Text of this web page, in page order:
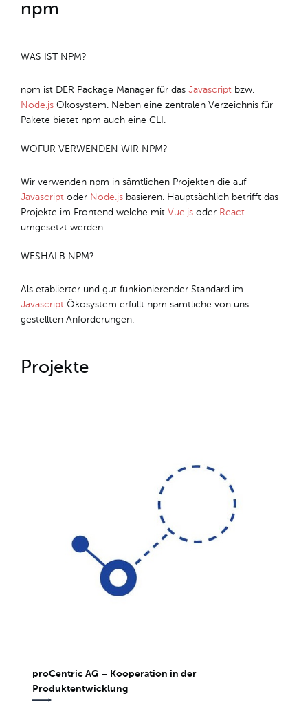
npm
WAS IST NPM?
npm ist DER Package Manager für das Javascriptbzw.
Node.jsÖkosystem. Neben eine zentralen Verzeichnis für
Pakete bietet npm auch eine CLI.
WOFÜR VERWENDEN WIR NPM?
Wir verwenden npm in sämtlichen Projekten die auf
Javascriptoder Node.jsbasieren. Hauptsächlich betrifft das
Projekte im Frontend welche mit Vue.jsoder React
umgesetzt werden.
WESHALB NPM?
Als etablierter und gut funkionierender Standard im
JavascriptÖkosystem erfüllt npm sämtliche von uns
gestellten Anforderungen.
Projekte
proCentric AG – Kooperation in der
Produktentwicklung